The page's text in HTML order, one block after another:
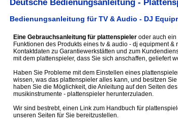
Deutsche Bedienungsanleitung -
Bedienungsanleitung für TV & Audio - DJ
Eine Gebrauchsanleitung für plattenspieleroder auch ein
Funktionen des Produkts eines tv & audio - dj equipment
Kontaktdaten zu Garantiewerkstätten und zum
mit dem plattenspieler, dass Sie sich anschaffen, geliefert
Haben Sie Probleme mit dem Einstellen eines
wissen, was das plattenspieler alles kann, und besitzen
haben Sie die Möglichkeit, die Anleitung auf den Seiten
musikinstrumente - plattenspieler herunterzuladen.
Wir sind bestrebt, einen Link zum Handbuch für
unseren Seiten für Sie bereitzustellen.